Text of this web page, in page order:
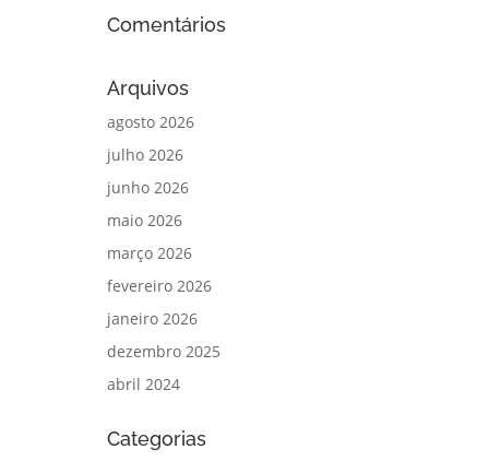
Comentários
Arquivos
agosto 2026
julho 2026
junho 2026
maio 2026
março 2026
fevereiro 2026
janeiro 2026
dezembro 2025
abril 2024
Categorias